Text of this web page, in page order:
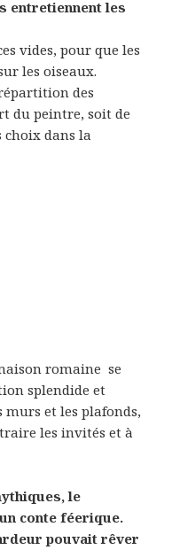
entretiennent les
vides, pour que les
les oiseaux.
des
du peintre, soit de
dans la
romaine se
splendide et
murs et les plafonds,
les invités et à
le
conte féerique.
pouvait rêver